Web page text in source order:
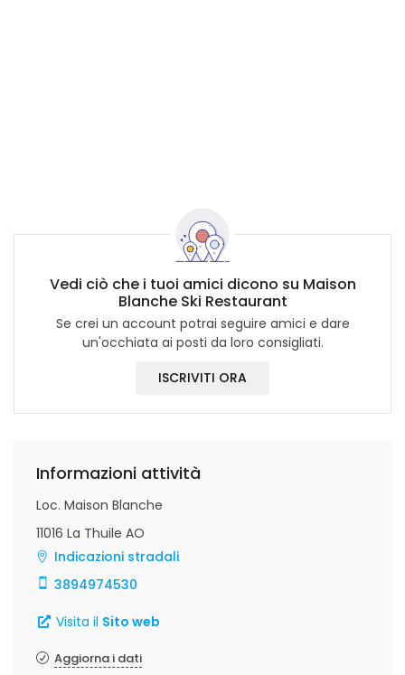
Vedi ciò che i tuoi amici dicono su Maison
Blanche Ski Restaurant
Se crei un account potrai seguire amici e dare
un'occhiata ai posti da loro consigliati.
ISCRIVITI ORA
Informazioni attività
Loc. Maison Blanche
11016 La Thuile AO
Indicazioni stradali
3894974530
Visita il Sito web
Aggiorna i dati